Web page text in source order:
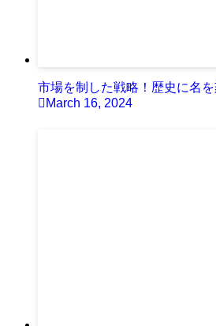
市場を制した戦略！歴史に名
March 16, 2024